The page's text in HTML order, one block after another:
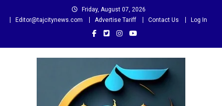
Friday, August 07, 2026
Editor@tajcitynews.com
Advertise Tariff Contact Us Log In